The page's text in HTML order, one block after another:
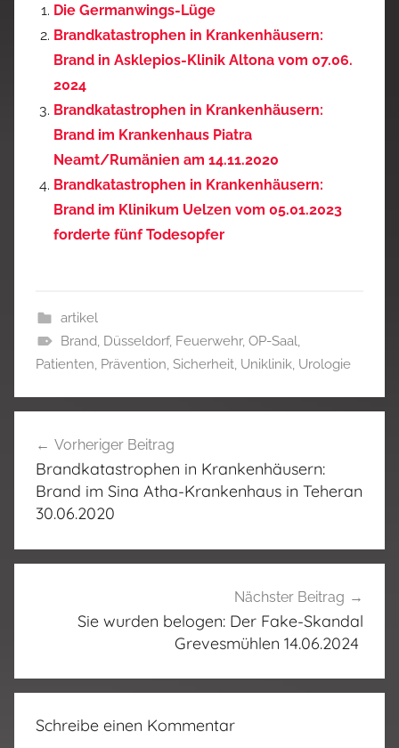
Die Germanwings-Lüge
Brandkatastrophen in Krankenhäusern:
Brand in Asklepios-Klinik Altona vom 07.06.
2024
Brandkatastrophen in Krankenhäusern:
Brand im Krankenhaus Piatra
Neamt/Rumänien am 14.11.2020
Brandkatastrophen in Krankenhäusern:
Brand im Klinikum Uelzen vom 05.01.2023
forderte fünf Todesopfer
artikel
Brand, Düsseldorf, Feuerwehr, OP-Saal,
Patienten, Prävention, Sicherheit, Uniklinik, Urologie
Vorheriger Beitrag
Brandkatastrophen in Krankenhäusern:
Brand im Sina Atha-Krankenhaus in Teheran
30.06.2020
Nächster Beitrag
Sie wurden belogen: Der Fake-Skandal
Grevesmühlen 14.06.2024
Schreibe einen Kommentar